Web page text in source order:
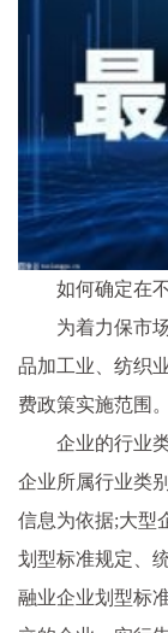
如何确定在
为着力保市
品加工业、纺织
费政策实施范围。
企业的行业
企业所属行业类
信息为依据;大型
划型标准规定、
融业企业划型标